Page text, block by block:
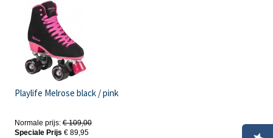
Playlife Melrose black / pink
Normale prijs: € 109,00
Speciale Prijs € 89,95